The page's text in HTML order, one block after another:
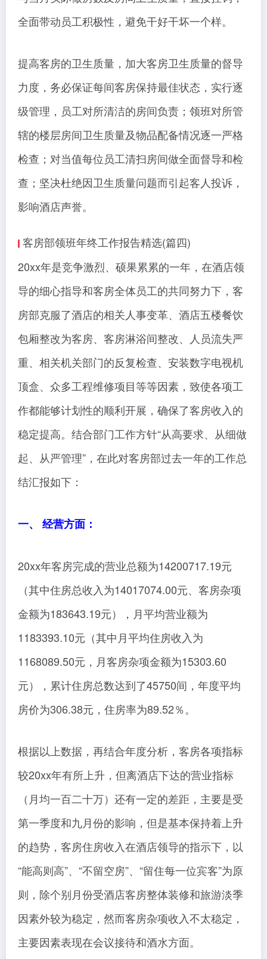
全面带动员工积极性，避免干好干坏一个样。
提高客房的卫生质量，加大客房卫生质量的督导
力度，务必保证每间客房保持最佳状态，实行逐
级管理，员工对所清洁的房间负责；领班对所管
辖的楼层房间卫生质量及物品配备情况逐一严格
检查；对当值每位员工清扫房间做全面督导和检
查；坚决杜绝因卫生质量问题而引起客人投诉，
影响酒店声誉。
客房部领班年终工作报告精选(篇四)
20xx年是竞争激烈、硕果累累的一年，在酒店领
导的细心指导和客房全体员工的共同努力下，客
房部克服了酒店的相关人事变革、酒店五楼餐饮
包厢整改为客房、客房淋浴间整改、人员流失严
重、相关机关部门的反复检查、安装数字电视机
顶盒、众多工程维修项目等等因素，致使各项工
作都能够计划性的顺利开展，确保了客房收入的
稳定提高。结合部门工作方针“从高要求、从细做
起、从严管理”，在此对客房部过去一年的工作总
结汇报如下：
一、 经营方面：
20xx年客房完成的营业总额为14200717.19元
（其中住房总收入为14017074.00元、客房杂项
金额为183643.19元），月平均营业额为
1183393.10元（其中月平均住房收入为
1168089.50元，月客房杂项金额为15303.60
元），累计住房总数达到了45750间，年度平均
房价为306.38元，住房率为89.52％。
根据以上数据，再结合年度分析，客房各项指标
较20xx年有所上升，但离酒店下达的营业指标
（月均一百二十万）还有一定的差距，主要是受
第一季度和九月份的影响，但是基本保持着上升
的趋势，客房住房收入在酒店领导的指示下，以
“能高则高”、“不留空房”、“留住每一位宾客”为原
则，除个别月份受酒店客房整体装修和旅游淡季
因素外较为稳定，然而客房杂项收入不太稳定，
主要因素表现在会议接待和酒水方面。